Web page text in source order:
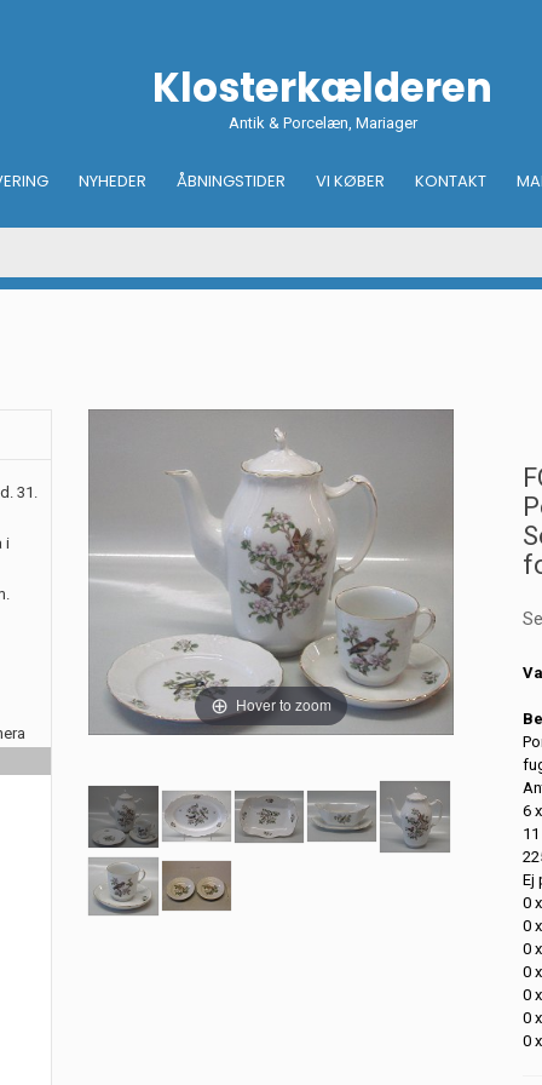
Klosterkælderen
Antik & Porcelæn, Mariager
NYHEDER ÅBNINGSTIDER VI KØBER KONTAKT
31.
i
Hover to zoom
6
Ej
0
0
0
0
0
0
0